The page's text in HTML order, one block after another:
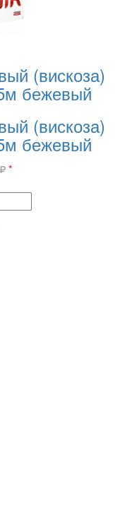
(вискоза)
бежевый
(вискоза)
бежевый
*